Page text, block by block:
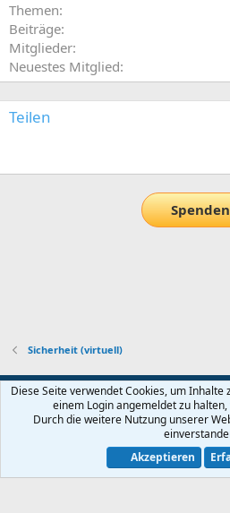
Themen
Beiträge
Mitglieder
Neuestes Mitglied
Teilen
Spenden
Sicherheit (virtuell)
Default-Theme
Nutzungsbedingungen
Datenschutz
Community platform by XenForo® © 2010-
Diese Seite verwendet Cookies, um
einem Login angemeldet zu
Durch die weitere Nutzung unserer
Akzeptieren